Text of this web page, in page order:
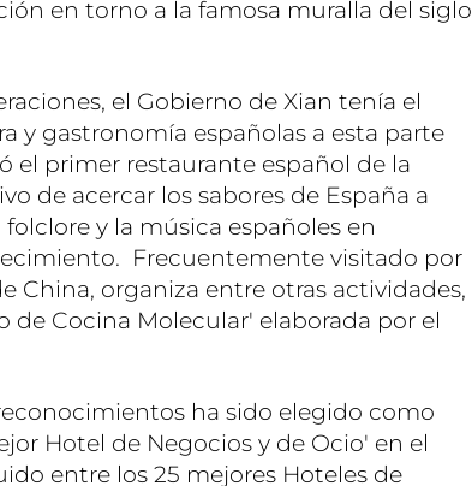
en torno a la famosa muralla del siglo
el Gobierno de Xian tenía el
y gastronomía españolas a esta parte
el primer restaurante español de la
de acercar los sabores de España a
y la música españoles en
Frecuentemente visitado por
China, organiza entre otras actividades,
de Cocina Molecular' elaborada por el
ha sido elegido como
Hotel de Negocios y de Ocio' en el
entre los 25 mejores Hoteles de